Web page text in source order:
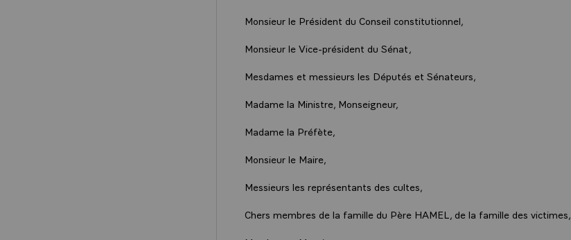
Monsieur le Président du Conseil constitutionnel,
Monsieur le Vice-président du Sénat,
Mesdames et messieurs les Députés et Sénateurs,
Madame la Ministre, Monseigneur,
Madame la Préfète,
Monsieur le Maire,
Messieurs les représentants des cultes,
Chers membres de la famille du Père HAMEL, de la famille des victimes,